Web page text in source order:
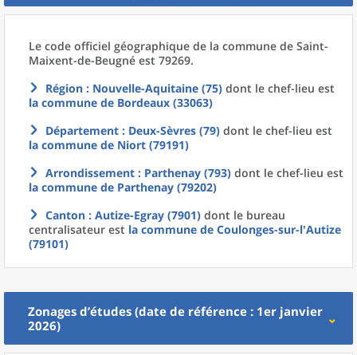
Le code officiel géographique de la commune de Saint-
Maixent-de-Beugné est 79269.
Région : Nouvelle-Aquitaine (75) dont le chef-lieu est
la commune de Bordeaux (33063)
Département : Deux-Sèvres (79) dont le chef-lieu est
la commune de Niort (79191)
Arrondissement : Parthenay (793) dont le chef-lieu est
la commune de Parthenay (79202)
Canton : Autize-Egray (7901) dont le bureau
centralisateur est la commune de Coulonges-sur-l'Autize
(79101)
Zonages d’études (date de référence : 1er janvier
2026)